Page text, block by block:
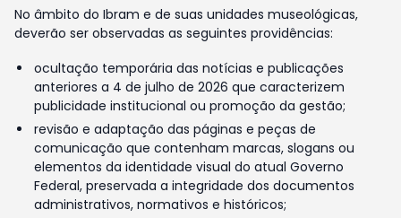
No âmbito do Ibram e de suas unidades museológicas,
deverão ser observadas as seguintes providências:
ocultação temporária das notícias e publicações
anteriores a 4 de julho de 2026 que caracterizem
publicidade institucional ou promoção da gestão;
revisão e adaptação das páginas e peças de
comunicação que contenham marcas, slogans ou
elementos da identidade visual do atual Governo
Federal, preservada a integridade dos documentos
administrativos, normativos e históricos;